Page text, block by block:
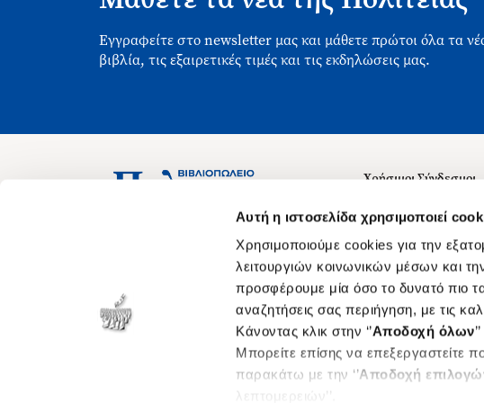
Αυτή η ιστοσελίδα χρησιμοποιεί
Χρησιμοποιούμε cookies για την
λειτουργιών κοινωνικών μέσων και
προσφέρουμε μία όσο το δυνατό πιο
αναζητήσεις σας περιήγηση, με τις
Κάνοντας κλικ στην ‘’Αποδοχή όλων
Μπορείτε επίσης να επεξεργαστείτε
παρακάτω με την ‘’Αποδοχή
λεπτομερειών’’.
Εγγραφείτε στο newsletter μας και μάθετε πρώτοι όλα τα
βιβλία, τις εξαιρετικές τιμές και τις εκδηλώσεις μας.
Ασκληπιού 1-3, Αθήνα 106 79
Χρήσιμοι Σύνδεσμοι
Σχετικά με εμάς
Θέσεις Εργασίας
Οδηγίες για τις
Οδηγίες Χρήσης
Νόμος Ενιαίας
Cookies